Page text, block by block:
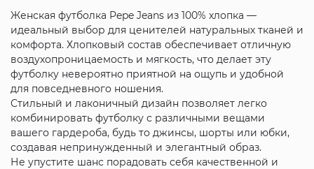
Женская футболка Pepe Jeans из 100% хлопка —
идеальный выбор для ценителей натуральных тканей и
комфорта. Хлопковый состав обеспечивает отличную
воздухопроницаемость и мягкость, что делает эту
футболку невероятно приятной на ощупь и удобной
для повседневного ношения.
Стильный и лаконичный дизайн позволяет легко
комбинировать футболку с различными вещами
вашего гардероба, будь то джинсы, шорты или юбки,
создавая непринужденный и элегантный образ.
Не упустите шанс порадовать себя качественной и